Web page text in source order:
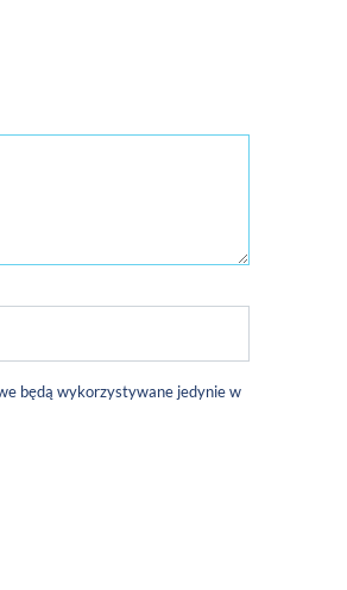
będą wykorzystywane jedynie w